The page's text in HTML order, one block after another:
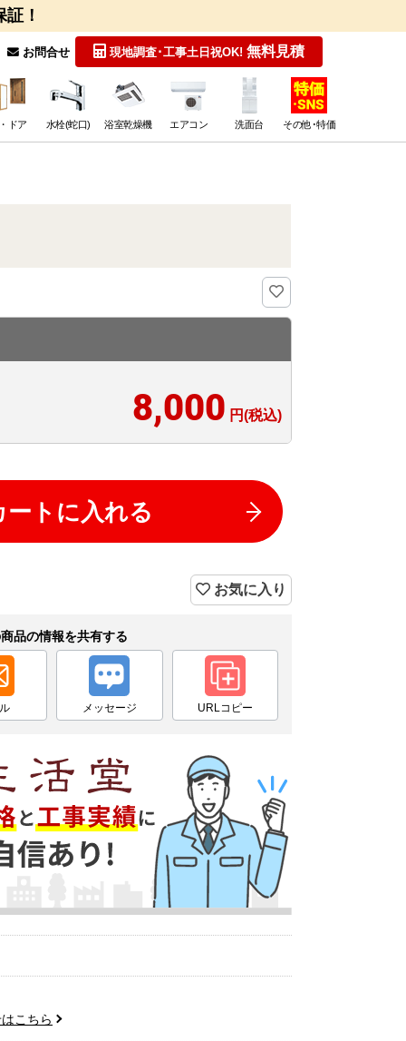
！
お問合せ 現地調査･工事土日祝OK! 無料見積
ドア 水栓(蛇口) 浴室乾燥機 エアコン 洗面台 その他･特価
8,000 円(税込)
トに入れる
お気に入り
品の情報を共有する
メッセージ URLコピー
こちら